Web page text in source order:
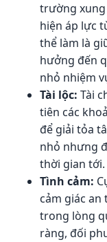
trường xung
hiện áp lực
thể làm là
hưởng đến
nhỏ nhiệm
Tài lộc: Tài
tiên các
để giải tỏa
nhỏ nhưng
thời gian tới.
Tình cảm:
cảm giác
trong lòng
ràng, đối